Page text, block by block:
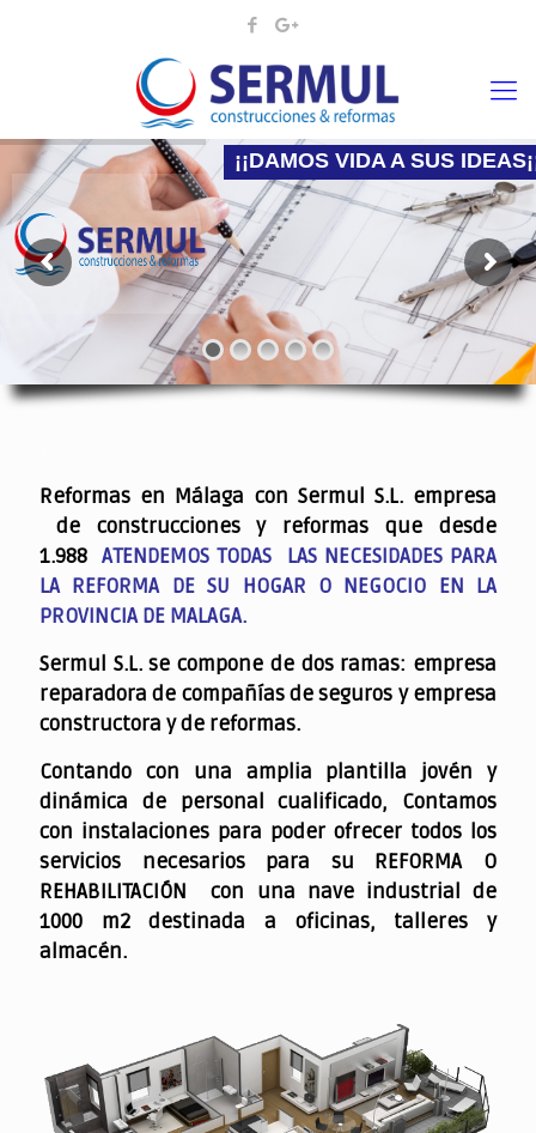
¡¡DAMOS VIDA A SUS
Nadie mejor que nosotros para hacer la reforma
Reformas en Málaga con Sermul S.L. empresa
de construcciones y reformas que desde
1.988ATENDEMOS TODAS LAS NECESIDADES PARA
LA REFORMA DE SU HOGAR O NEGOCIO EN LA
PROVINCIA DE MALAGA.
Sermul S.L. se compone de dos ramas: empresa
reparadora de compañías de seguros y empresa
constructora y de reformas.
Contando con una amplia plantilla jovén y
dinámica de personal cualificado, Contamos
con instalaciones para poder ofrecer todos los
servicios necesarios para su REFORMA O
REHABILITACIÓN con una nave industrial de
1000 m2 destinada a oficinas, talleres y
almacén.